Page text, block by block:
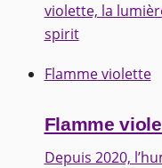
violette, la
spirit
Flamme violette
Flamme
Depuis 2020,